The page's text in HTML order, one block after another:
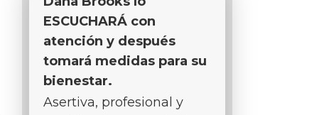
ESCUCHARÁ con
atención y después
tomará medidas para su
bienestar.
Asertiva, profesional y